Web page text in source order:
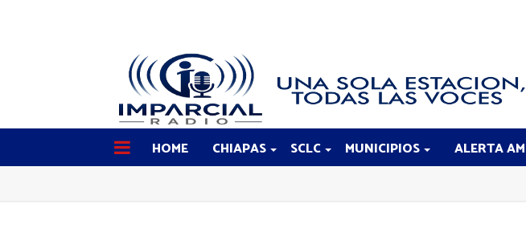
HOME CHIAPAS SCLC MUNICIPIOS ALERTA